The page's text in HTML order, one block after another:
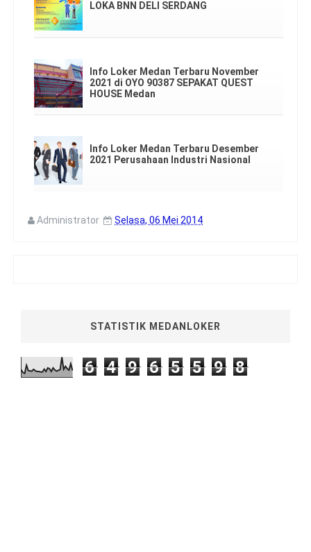
LOKA BNN DELI SERDANG
Info Loker Medan Terbaru November
2021 di OYO 90387 SEPAKAT QUEST
HOUSE Medan
Info Loker Medan Terbaru Desember
2021 Perusahaan Industri Nasional
Administrator Selasa, 06 Mei 2014
STATISTIK MEDANLOKER
6 4 9 6 5 5 9 8